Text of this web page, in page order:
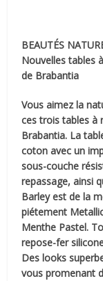
BEAUTÉS
Nouvelles tables
de Brabantia
Vous aimez la
ces trois tables à
Brabantia. La
coton avec un
sous-couche
repassage, ainsi
Barley est de la
piétement
Menthe Pastel.
repose-fer
Des looks
vous promenant